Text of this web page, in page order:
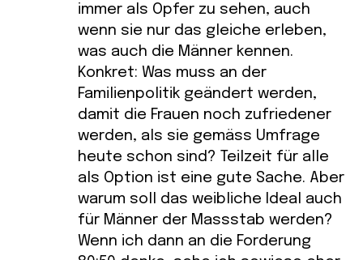
immer als Opfer zu sehen, auch
wenn sie nur das gleiche erleben,
was auch die Männer kennen.
Konkret: Was muss an der
Familienpolitik geändert werden,
damit die Frauen noch zufriedener
werden, als sie gemäss Umfrage
heute schon sind? Teilzeit für alle
als Option ist eine gute Sache. Aber
warum soll das weibliche Ideal auch
für Männer der Massstab werden?
Wenn ich dann an die Forderung